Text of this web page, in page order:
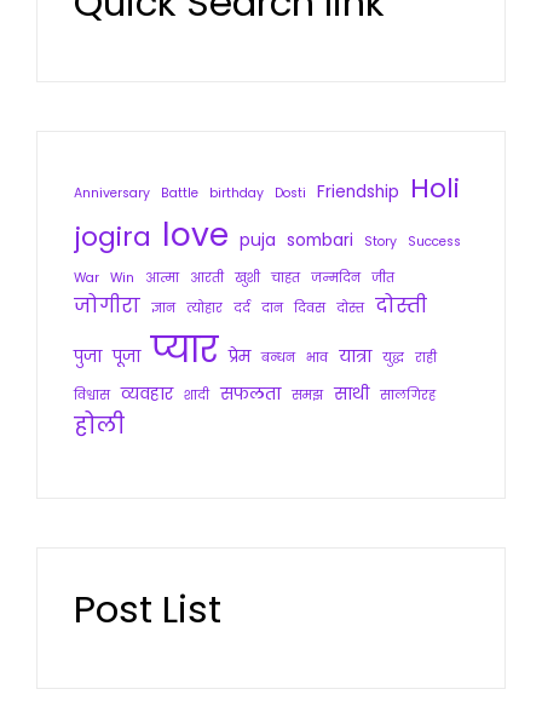
Anniversary Battle birthday Dosti Friendship
Holi
jogira love puja sombari Story
Success
War Win आत्मा आरती खुशी चाहत जन्मदिन जीत
जोगीरा ज्ञान त्योहार दर्द दान दिवस दोस्त दोस्ती
पुजा पूजा प्यार प्रेम बन्धन भाव यात्रा युद्ध राही
विश्वास व्यवहार शादी सफलता समझ साथी सालगिरह
होली
Post List